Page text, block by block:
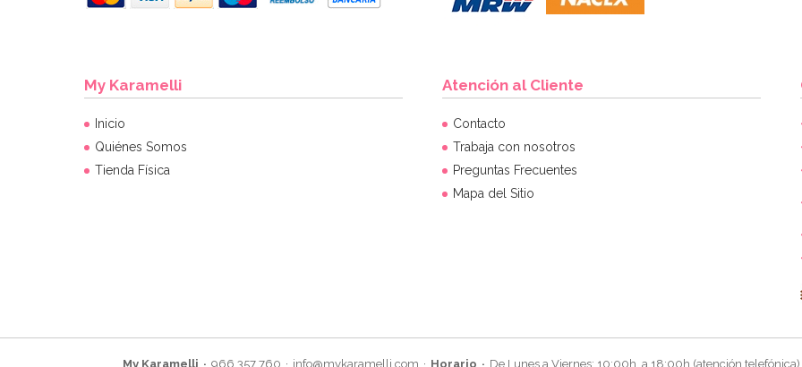
My Karamelli
Inicio
Quiénes Somos
Tienda Física
Atención al Cliente
Contacto
Trabaja con nosotros
Preguntas Frecuentes
Mapa del Sitio
My Karamelli 966 357 760 info@mykaramelli.com Horario De Lunes a Viernes: 10:00h. a 18:00h (atención telefónica)